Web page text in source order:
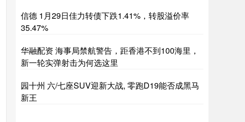
信德 1月29日佳力转债下跌1.41%，转股溢价率
35.47%
华融配资 海事局禁航警告，距香港不到100海里，
新一轮实弹射击为何选这里
园十州 六/七座SUV迎新大战, 零跑D19能否成黑马
新王